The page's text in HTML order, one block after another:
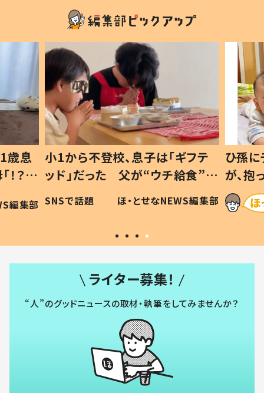
歳息
？」
編集部
小1から不登校、息子は「ギフテ
ッド」だった 父が“ウチ給食”を
作り続ける理由とは #令和の親
#令和の子
SNSで話題 ほ・とせなNEWS編集部
ひ孫
が、
「涙が
い」
ライター募集！
“人”のグッドニュースの取材・執筆をしてみませんか？